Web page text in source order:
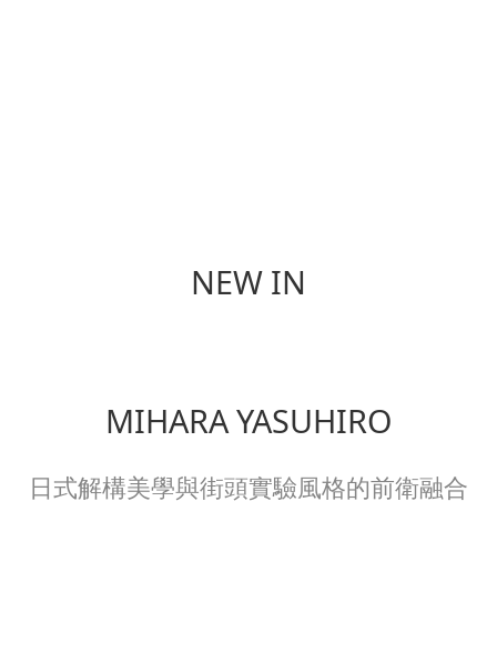
NEW IN
MIHARA YASUHIRO
日式解構美學與街頭實驗風格的前衛融合